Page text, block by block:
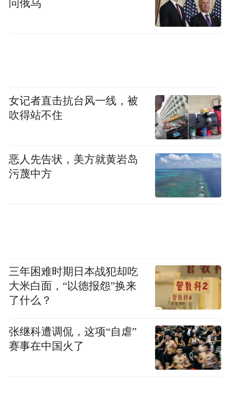
问俄乌
女记者直击抗台风一线，被
吹得站不住
恶人先告状，美方就黄岩岛
污蔑中方
三年困难时期日本战犯却吃
大米白面，“以德报怨”换来
了什么？
张继科遭调侃，这项“自虐”
赛事在中国火了